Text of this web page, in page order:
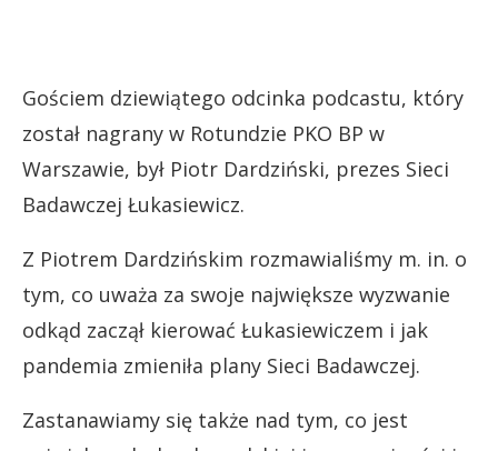
Gościem dziewiątego odcinka podcastu, który
został nagrany w Rotundzie PKO BP w
Warszawie, był Piotr Dardziński, prezes Sieci
Badawczej Łukasiewicz.
Z Piotrem Dardzińskim rozmawialiśmy m. in. o
tym, co uważa za swoje największe wyzwanie
odkąd zaczął kierować Łukasiewiczem i jak
pandemia zmieniła plany Sieci Badawczej.
Zastanawiamy się także nad tym, co jest